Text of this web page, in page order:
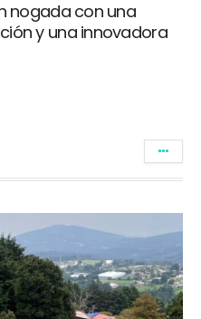
nogada con una
y una innovadora